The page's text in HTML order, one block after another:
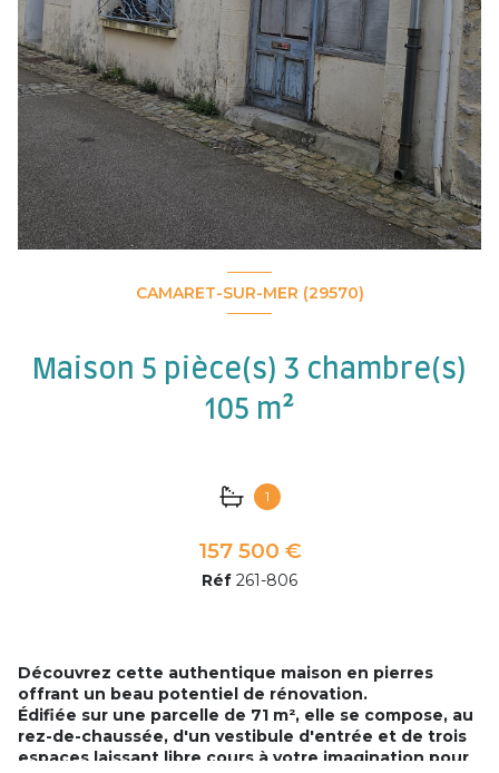
CAMARET-SUR-MER (29570)
Maison 5 pièce(s) 3 chambre(s)
105 m²
1
157 500 €
Réf 261-806
Découvrez cette authentique maison en pierres
offrant un beau potentiel de rénovation.
Édifiée sur une parcelle de 71 m², elle se compose, au
rez-de-chaussée, d'un vestibule d'entrée et de trois
espaces laissant libre cours à votre imagination pour